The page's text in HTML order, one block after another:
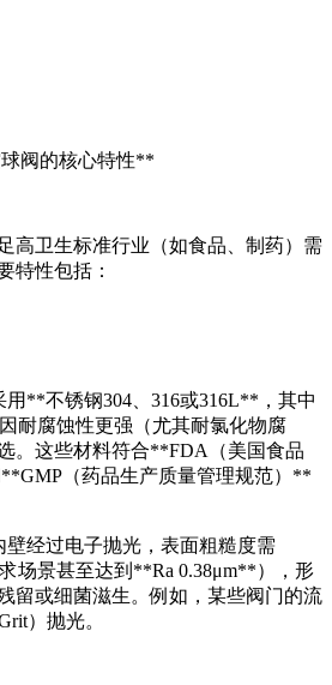
阀的核心特性**
高卫生标准行业（如食品、制药）需
特性包括：
**不锈钢304、316或316L**，其中
耐腐蚀性更强（尤其耐氯化物腐
。这些材料符合**FDA（美国食品
（药品生产质量管理规范）**
经过电子抛光，表面粗糙度需
场景甚至达到**Ra 0.38μm**），形
留或细菌滋生。例如，某些阀门的流
）抛光。